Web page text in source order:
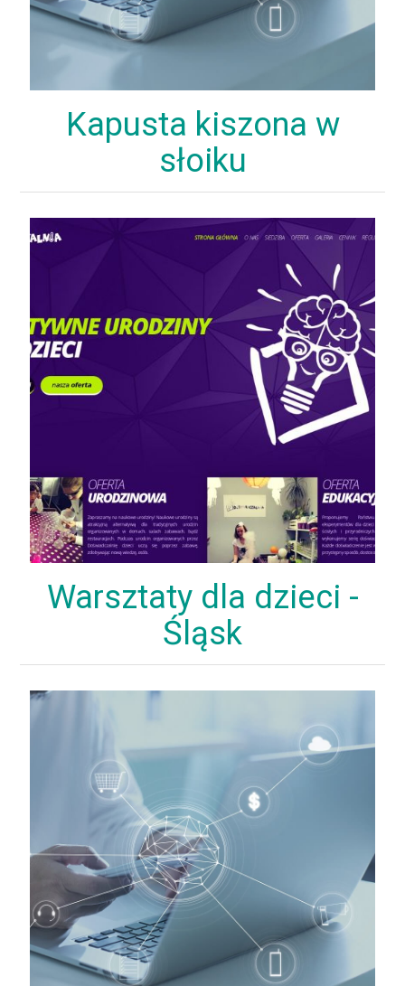
Kapusta kiszona w
słoiku
Warsztaty dla dzieci -
Śląsk